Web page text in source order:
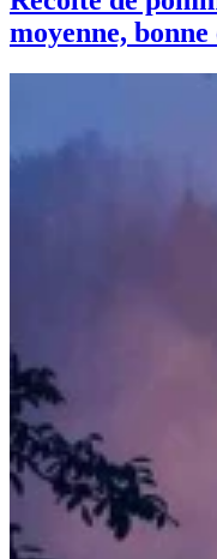
moyenne,